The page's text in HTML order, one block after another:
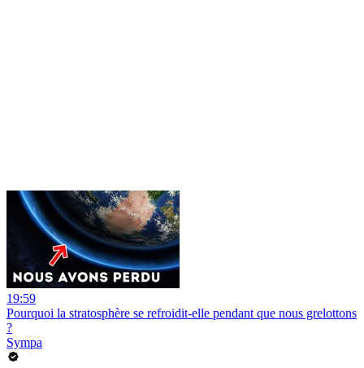
19:59
Pourquoi la stratosphère se refroidit-elle pendant que nous grelottons
?
Sympa